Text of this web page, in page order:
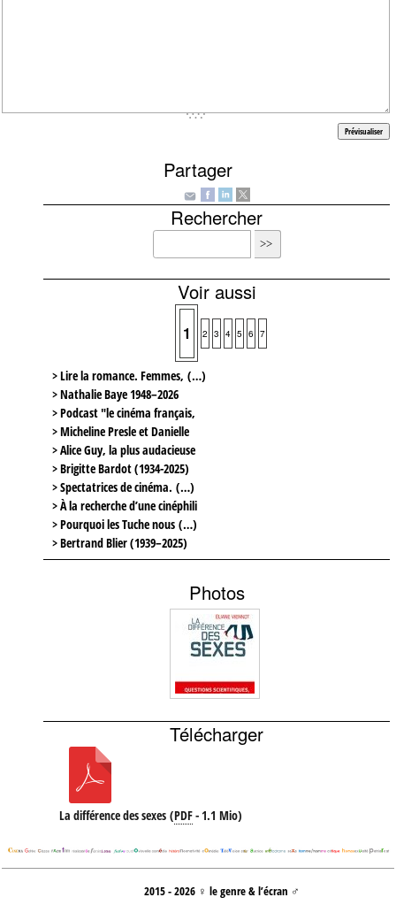
Partager
Rechercher
Voir aussi
1 2 3 4 5 6 7
> Lire la romance. Femmes, (…)
> Nathalie Baye 1948–2026
> Podcast "le cinéma français,
> Micheline Presle et Danielle
> Alice Guy, la plus audacieuse
> Brigitte Bardot (1934-2025)
> Spectatrices de cinéma. (…)
> À la recherche d’une cinéphili
> Pourquoi les Tuche nous (…)
> Bertrand Blier (1939–2025)
Photos
Télécharger
La différence des sexes (PDF-1.1 Mio)
2015 - 2026 ♀ le genre & l’écran ♂